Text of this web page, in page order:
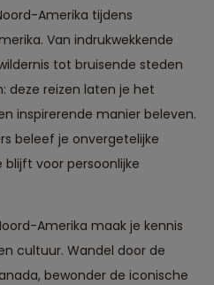
Amerika tijdens
Van indrukwekkende
tot bruisende steden
deze reizen laten je het
inspirerende manier beleven.
beleef je onvergetelijke
voor persoonlijke
Amerika maak je kennis
cultuur. Wandel door de
bewonder de iconische